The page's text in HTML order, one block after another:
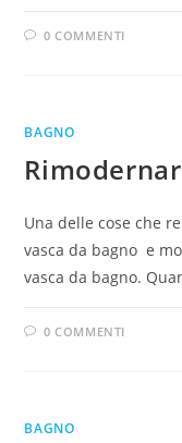
0 COMMENTI
BAGNO
Una delle cose che
vasca da bagno e
vasca da bagno.
0 COMMENTI
BAGNO